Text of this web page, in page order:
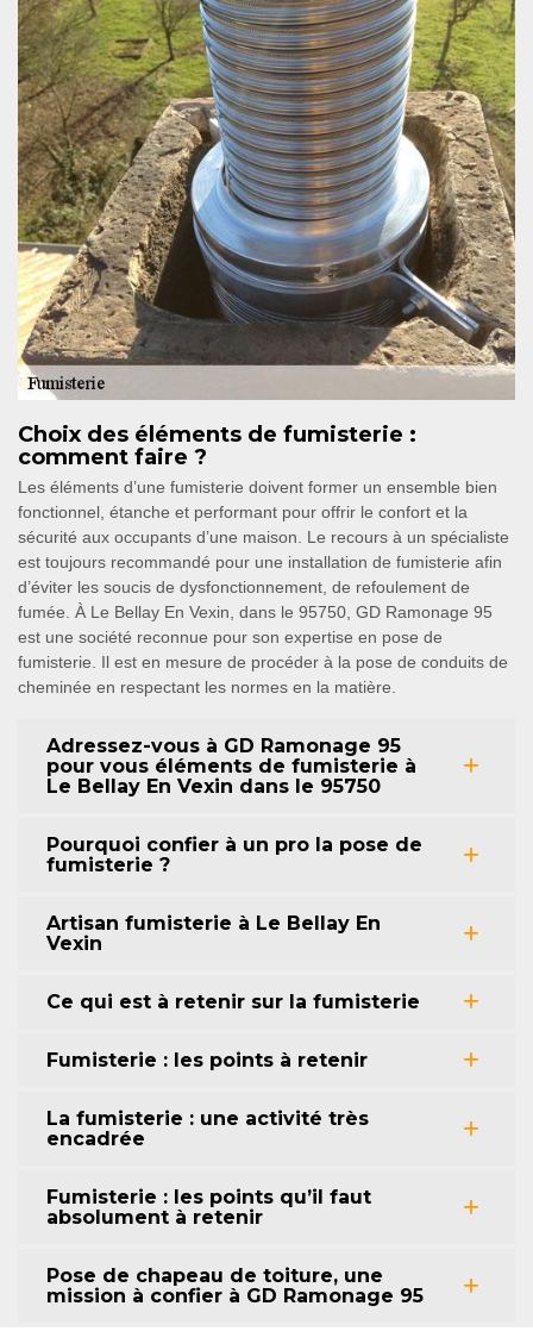
Choix des éléments de fumisterie :
comment faire ?
Les éléments d’une fumisterie doivent former un ensemble bien
fonctionnel, étanche et performant pour offrir le confort et la
sécurité aux occupants d’une maison. Le recours à un spécialiste
est toujours recommandé pour une installation de fumisterie afin
d’éviter les soucis de dysfonctionnement, de refoulement de
fumée. À Le Bellay En Vexin, dans le 95750, GD Ramonage 95
est une société reconnue pour son expertise en pose de
fumisterie. Il est en mesure de procéder à la pose de conduits de
cheminée en respectant les normes en la matière.
Adressez-vous à GD Ramonage 95
pour vous éléments de fumisterie à
Le Bellay En Vexin dans le 95750
Pourquoi confier à un pro la pose de
fumisterie ?
Artisan fumisterie à Le Bellay En
Vexin
Ce qui est à retenir sur la fumisterie
Fumisterie : les points à retenir
La fumisterie : une activité très
encadrée
Fumisterie : les points qu’il faut
absolument à retenir
Pose de chapeau de toiture, une
mission à confier à GD Ramonage 95